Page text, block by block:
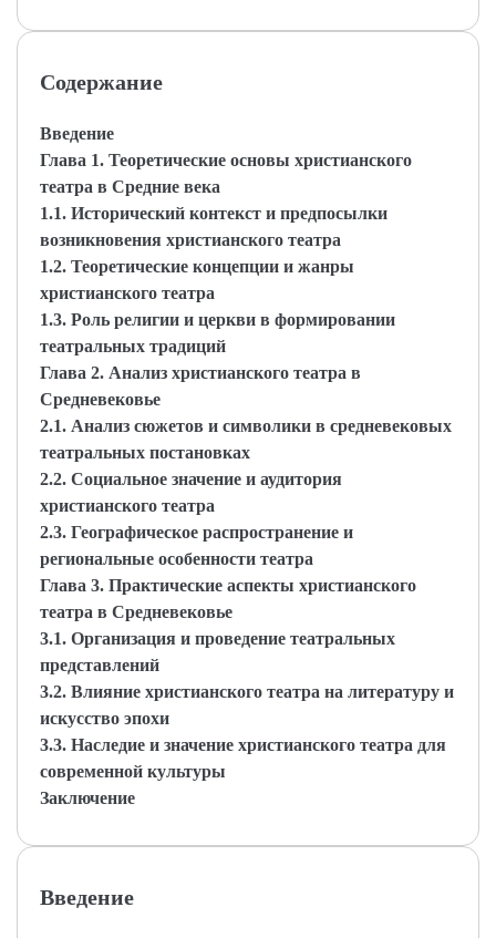
Содержание
Введение
Глава 1. Теоретические основы христианского
театра в Средние века
1.1. Исторический контекст и предпосылки
возникновения христианского театра
1.2. Теоретические концепции и жанры
христианского театра
1.3. Роль религии и церкви в формировании
театральных традиций
Глава 2. Анализ христианского театра в
Средневековье
2.1. Анализ сюжетов и символики в средневековых
театральных постановках
2.2. Социальное значение и аудитория
христианского театра
2.3. Географическое распространение и
региональные особенности театра
Глава 3. Практические аспекты христианского
театра в Средневековье
3.1. Организация и проведение театральных
представлений
3.2. Влияние христианского театра на литературу и
искусство эпохи
3.3. Наследие и значение христианского театра для
современной культуры
Заключение
Введение